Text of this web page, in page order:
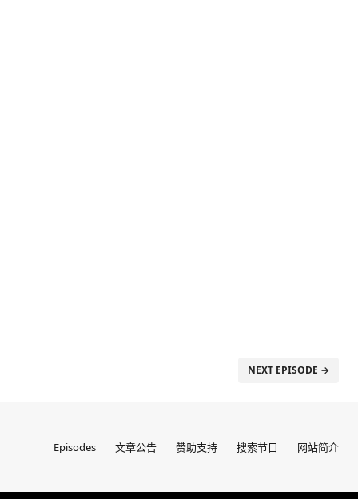
NEXT EPISODE →
Episodes 文章公告 赞助支持 搜索节目 网站简介